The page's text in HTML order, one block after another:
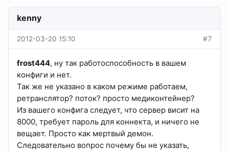
kenny
2012-03-20 15:10 #7
frost444, ну так работоспособность в вашем
конфиги и нет.
Так же не указано в каком режиме работаем,
ретранслятор? поток? просто медиконтейнер?
Из вашего конфига следует, что сервер висит на
8000, требует пароль для коннекта, и ничего не
вещает. Просто как мертвый демон.
Следовательно вопрос почему бы не указать,